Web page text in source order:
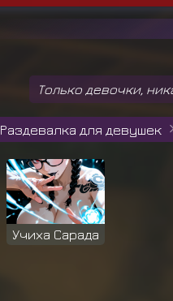
Только девочки,
Раздевалка для девушек
Учиха Сарада